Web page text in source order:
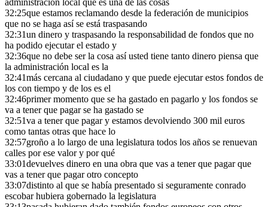
administración local que es una de las cosas
32:25que estamos reclamando desde la federación de municipios
que no se haga así se está traspasando
32:31un dinero y traspasando la responsabilidad de fondos que no
ha podido ejecutar el estado y
32:36que no debe ser la cosa así usted tiene tanto dinero piensa que
la administración local es la
32:41más cercana al ciudadano y que puede ejecutar estos fondos de
los con tiempo y de los es el
32:46primer momento que se ha gastado en pagarlo y los fondos se
va a tener que pagar se ha gastado se
32:51va a tener que pagar y estamos devolviendo 300 mil euros
como tantas otras que hace lo
32:57groño a lo largo de una legislatura todos los años se renuevan
calles por ese valor y por qué
33:01devuelves dinero en una obra que vas a tener que pagar que
vas a tener que pagar otro concepto
33:07distinto al que se había presentado si seguramente conrado
escobar hubiera gobernado la legislatura